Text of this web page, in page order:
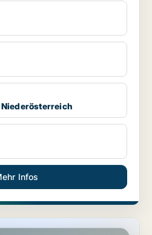
Infos
Niederösterreich